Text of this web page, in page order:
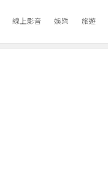
線上影音 娛樂 旅遊